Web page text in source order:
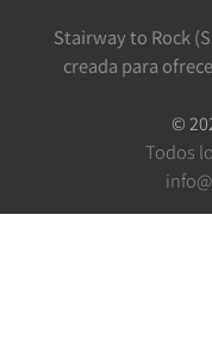
Stairway to Rock
creada para
©
Todos